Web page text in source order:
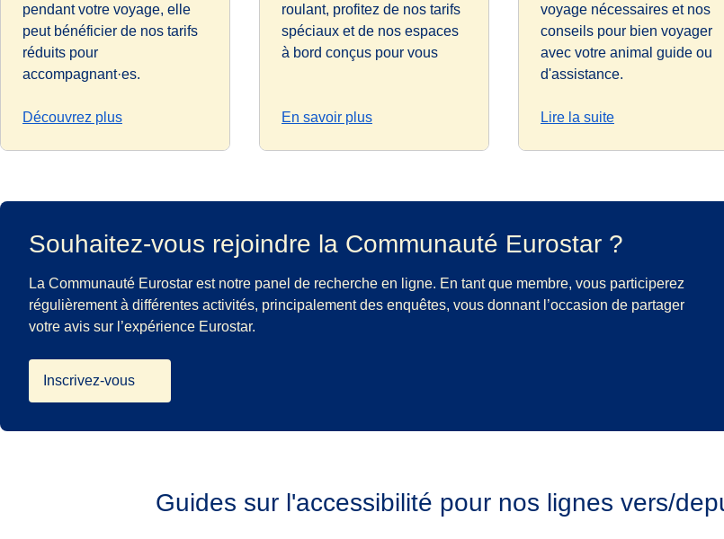
pendant votre voyage, elle
peut bénéficier de nos tarifs
réduits pour
accompagnant·es.
Découvrez plus
roulant, profitez de nos tarifs
spéciaux et de nos espaces
à bord conçus pour vous
En savoir plus
voyage nécessaires et nos
conseils pour bien voyager
avec votre animal guide ou
d'assistance.
Lire la suite
Souhaitez-vous rejoindre la Communauté Eurostar ?
La Communauté Eurostar est notre panel de recherche en ligne. En tant que membre, vous participerez
régulièrement à différentes activités, principalement des enquêtes, vous donnant l’occasion de partager
votre avis sur l’expérience Eurostar.
Inscrivez-vous
Guides sur l'accessibilité pour nos lignes vers/